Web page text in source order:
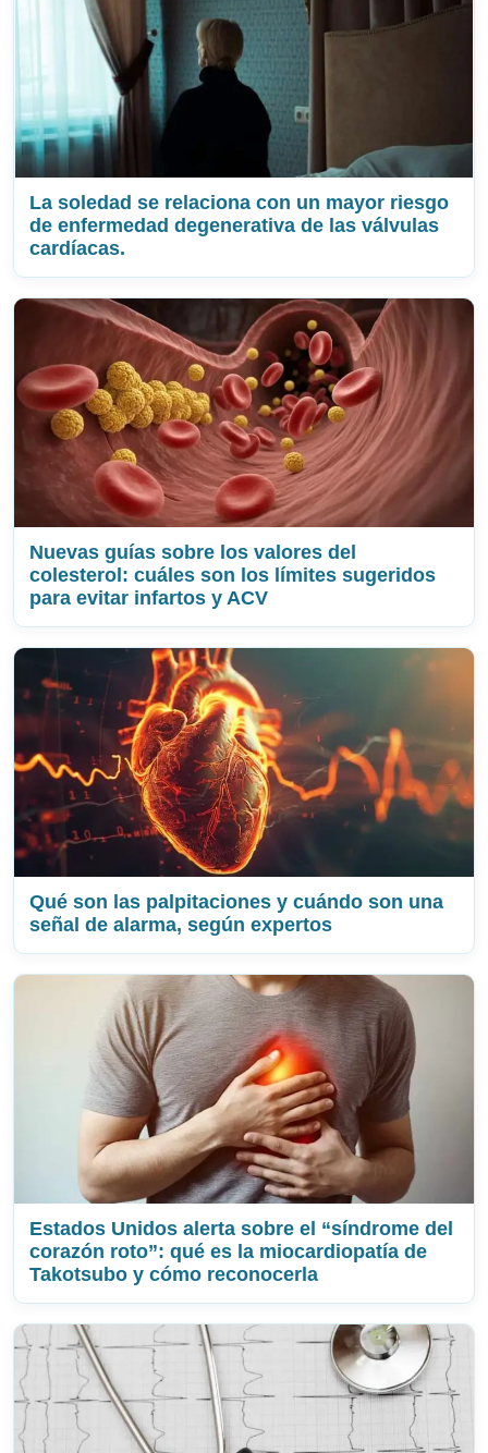
La soledad se relaciona con un mayor riesgo
de enfermedad degenerativa de las válvulas
cardíacas.
Nuevas guías sobre los valores del
colesterol: cuáles son los límites sugeridos
para evitar infartos y ACV
Qué son las palpitaciones y cuándo son una
señal de alarma, según expertos
Estados Unidos alerta sobre el “síndrome del
corazón roto”: qué es la miocardiopatía de
Takotsubo y cómo reconocerla